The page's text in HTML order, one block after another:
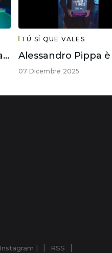
I casting della prossima edizione di #TuSiQueVales
TÚ SÍ QUE VALES
07 Dicembre 2025
Instagram | RSS